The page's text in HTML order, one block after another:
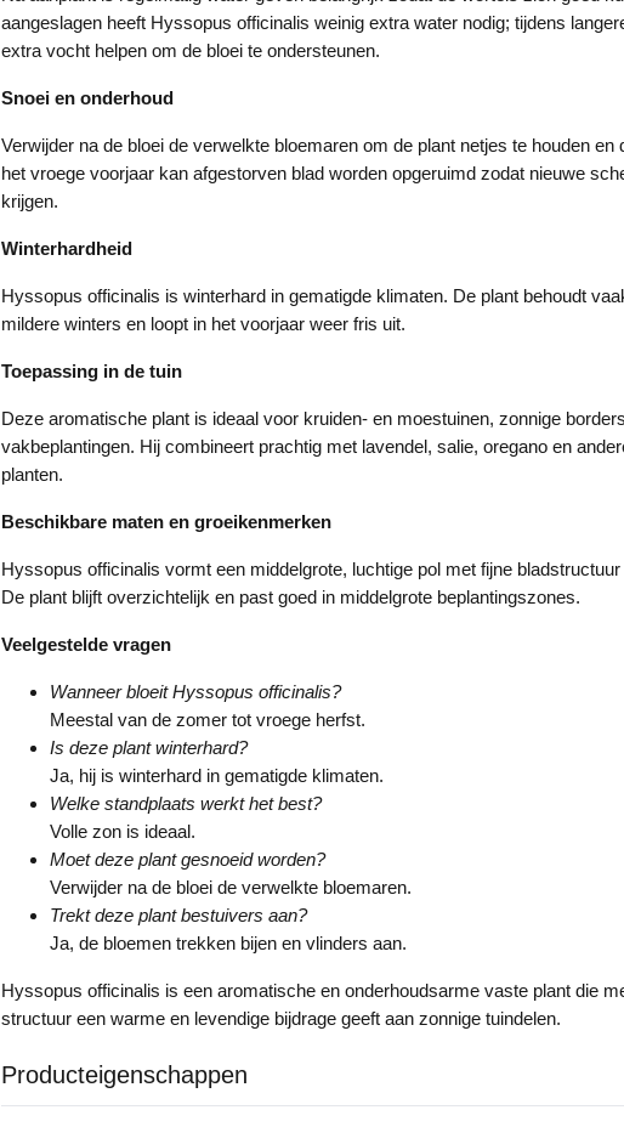
aangeslagen heeft Hyssopus officinalis weinig extra water nodig; tijdens
extra vocht helpen om de bloei te ondersteunen.
Snoei en onderhoud
Verwijder na de bloei de verwelkte bloemaren om de plant netjes te houden en
het vroege voorjaar kan afgestorven blad worden opgeruimd zodat nieuwe
krijgen.
Winterhardheid
Hyssopus officinalis is winterhard in gematigde klimaten. De plant behoudt
mildere winters en loopt in het voorjaar weer fris uit.
Toepassing in de tuin
Deze aromatische plant is ideaal voor kruiden- en moestuinen, zonnige
vakbeplantingen. Hij combineert prachtig met lavendel, salie, oregano en
planten.
Beschikbare maten en groeikenmerken
Hyssopus officinalis vormt een middelgrote, luchtige pol met fijne
De plant blijft overzichtelijk en past goed in middelgrote beplantingszones.
Veelgestelde vragen
Wanneer bloeit Hyssopus officinalis?
Meestal van de zomer tot vroege herfst.
Is deze plant winterhard?
Ja, hij is winterhard in gematigde klimaten.
Welke standplaats werkt het best?
Volle zon is ideaal.
Moet deze plant gesnoeid worden?
Verwijder na de bloei de verwelkte bloemaren.
Trekt deze plant bestuivers aan?
Ja, de bloemen trekken bijen en vlinders aan.
Hyssopus officinalis is een aromatische en onderhoudsarme vaste plant die
structuur een warme en levendige bijdrage geeft aan zonnige tuindelen.
Producteigenschappen